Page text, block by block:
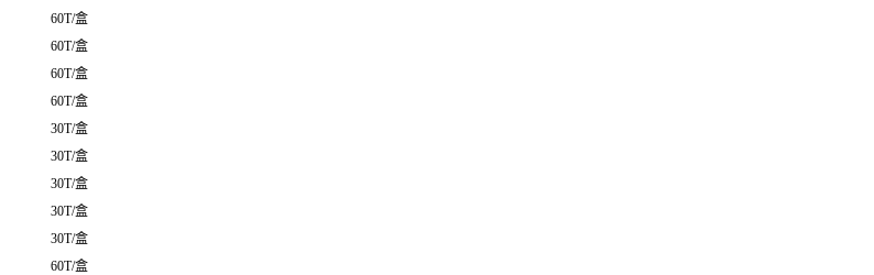
60T/盒
60T/盒
60T/盒
60T/盒
30T/盒
30T/盒
30T/盒
30T/盒
30T/盒
60T/盒